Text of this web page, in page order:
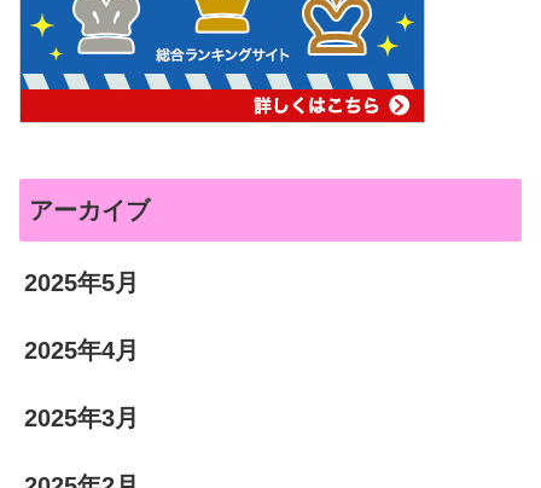
アーカイブ
2025年5月
2025年4月
2025年3月